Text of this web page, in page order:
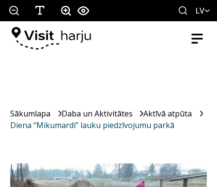
LV
Sākumlapa Daba un Aktivitātes
Aktīvā atpūta
Diena “Mikumardi” lauku piedzīvojumu parkā